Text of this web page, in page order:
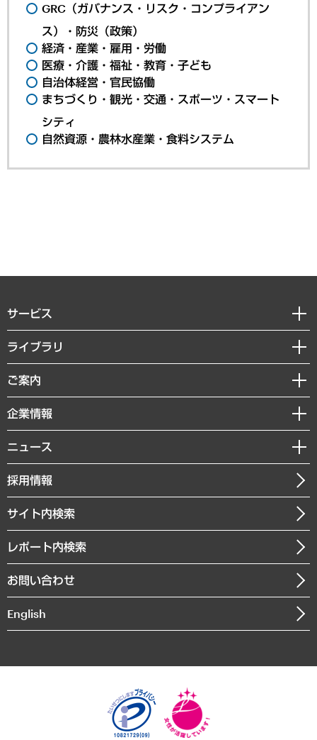
GRC（ガバナンス・リスク・コンプライアン
ス）・防災（政策）
経済・産業・雇用・労働
医療・介護・福祉・教育・子ども
自治体経営・官民協働
まちづくり・観光・交通・スポーツ・スマート
シティ
自然資源・農林水産業・食料システム
サービス
経営戦略
組織・人事戦略
デジタルイノベーション
共生・ダイバーシティ
GRC（ガバナンス・リスク・コンプライアンス）・防災（政策）
経済・産業・雇用・労働
まちづくり・観光・交通・スポーツ・スマートシティ
自然資源・農林水産業・食料システム
ライブラリ
経済調査
レポート
コラム
経営用語集
受託・受注実績（官公庁関連）
メディア掲載・出演
ご案内
セミナー・イベント情報
MUFGビジネスセミナー
受託案件情報
企業情報
私たちの想い
社長メッセージ
会社概要
沿革
組織図・本部部室紹介
インドネシア現地法人
個人情報保護方針
ニュース
ニュースリリース
お知らせ
採用情報
サイト内検索
レポート内検索
お問い合わせ
English